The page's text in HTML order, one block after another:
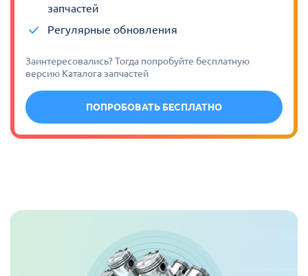
запчастей
Регулярные обновления
Заинтересовались? Тогда попробуйте бесплатную
версию Каталога запчастей
ПОПРОБОВАТЬ БЕСПЛАТНО